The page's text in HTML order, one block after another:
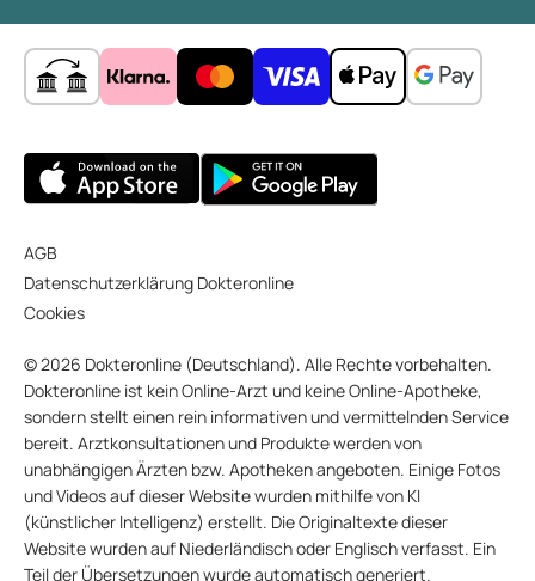
AGB
Datenschutzerklärung Dokteronline
Cookies
© 2026 Dokteronline (Deutschland). Alle Rechte vorbehalten.
Dokteronline ist kein Online-Arzt und keine Online-Apotheke,
sondern stellt einen rein informativen und vermittelnden Service
bereit. Arztkonsultationen und Produkte werden von
unabhängigen Ärzten bzw. Apotheken angeboten. Einige Fotos
und Videos auf dieser Website wurden mithilfe von KI
(künstlicher Intelligenz) erstellt. Die Originaltexte dieser
Website wurden auf Niederländisch oder Englisch verfasst. Ein
Teil der Übersetzungen wurde automatisch generiert.